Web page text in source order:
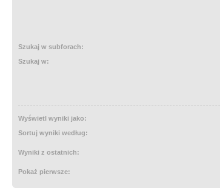
Szukaj w subforach:
Szukaj w:
Wyświetl wyniki jako:
Sortuj wyniki według:
Wyniki z ostatnich:
Pokaż pierwsze: